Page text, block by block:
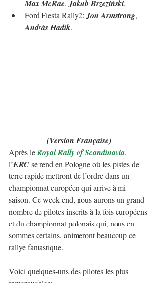
Max McRae, Jakub Brzeziński.
Ford Fiesta Rally2: Jon Armstrong,
András Hadik.
(Version Française)
Après le Royal Rally of Scandinavia,
l’ERC se rend en Pologne où les pistes de
terre rapide mettront de l’ordre dans un
championnat européen qui arrive à mi-
saison. Ce week-end, nous aurons un grand
nombre de pilotes inscrits à la fois européens
et du championnat polonais qui, nous en
sommes certains, animeront beaucoup ce
rallye fantastique.
Voici quelques-uns des pilotes les plus